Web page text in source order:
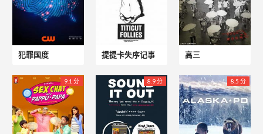
犯罪国度 提提卡失序记事 高三
9.1 分 8.9 分 8.5 分